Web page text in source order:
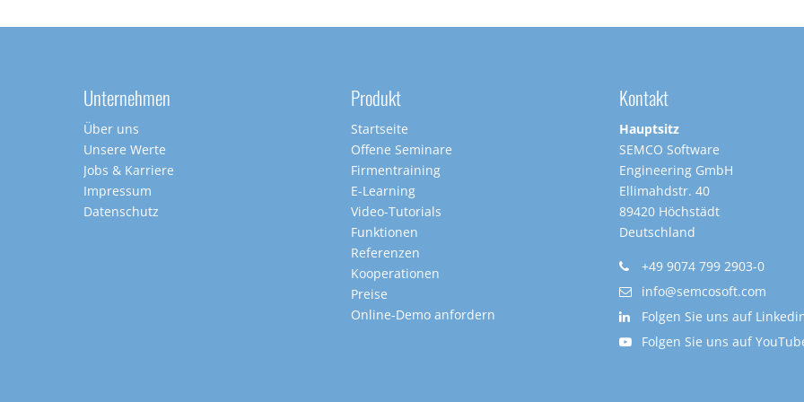
Unternehmen
Über uns
Unsere Werte
Jobs & Karriere
Impressum
Datenschutz
Produkt
Startseite
Offene Seminare
Firmentraining
E-Learning
Video-Tutorials
Funktionen
Referenzen
Kooperationen
Preise
Online-Demo anfordern
Kontakt
Hauptsitz
SEMCO Software
Engineering GmbH
Ellimahdstr. 40
89420 Höchstädt
Deutschland
+49 9074 799 2903-0
info@semcosoft.com
Folgen Sie uns auf
Folgen Sie uns auf